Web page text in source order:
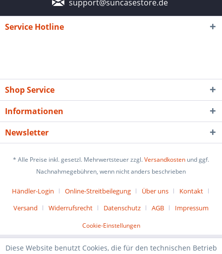
support@suncasestore.de
Service Hotline
Shop Service
Informationen
Newsletter
* Alle Preise inkl. gesetzl. Mehrwertsteuer zzgl.Versandkosten und ggf.
Nachnahmegebühren, wenn nicht anders beschrieben
Händler-Login Online-Streitbeilegung Über uns
Kontakt
Versand
Widerrufsrecht Datenschutz AGB Impressum
Cookie-Einstellungen
Diese Website benutzt Cookies, die für den technischen Betrieb